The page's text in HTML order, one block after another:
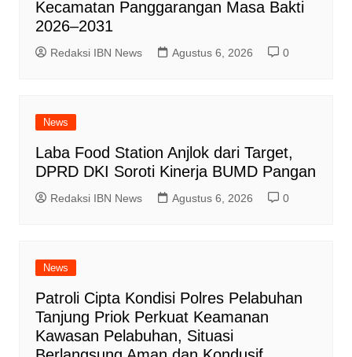
Kecamatan Panggarangan Masa Bakti
2026–2031
Redaksi IBN News Agustus 6, 2026 0
News
Laba Food Station Anjlok dari Target,
DPRD DKI Soroti Kinerja BUMD Pangan
Redaksi IBN News Agustus 6, 2026 0
News
Patroli Cipta Kondisi Polres Pelabuhan
Tanjung Priok Perkuat Keamanan
Kawasan Pelabuhan, Situasi